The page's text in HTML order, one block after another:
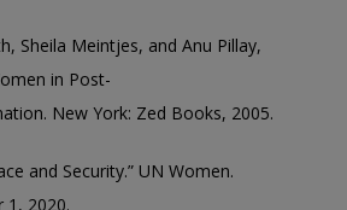
Sheila Meintjes, and Anu Pillay,
in Post-
New York: Zed Books, 2005.
and Security.” UN Women.
1, 2020.